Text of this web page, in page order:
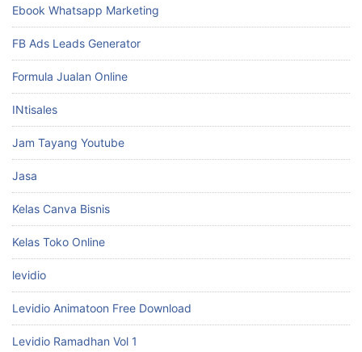
Ebook Whatsapp Marketing
FB Ads Leads Generator
Formula Jualan Online
INtisales
Jam Tayang Youtube
Jasa
Kelas Canva Bisnis
Kelas Toko Online
levidio
Levidio Animatoon Free Download
Levidio Ramadhan Vol 1